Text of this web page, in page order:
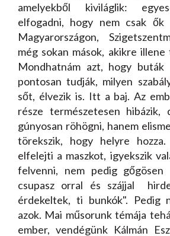
amelyekből kiviláglik:
elfogadni, hogy nem csak ők
Magyarországon,
még sokan mások, akikre
Mondhatnám azt, hogy
pontosan tudják, milyen
sőt, élvezik is. Itt a baj. Az
része természetesen
gúnyosan röhögni, hanem
törekszik, hogy helyre
elfelejti a maszkot, igyekszik
felvenni, nem pedig gőgösen
csupasz orral és szájjal
érdekeltek, ti bunkók". Pedig
azok. Mai műsorunk témája
ember, vendégünk Kálmán